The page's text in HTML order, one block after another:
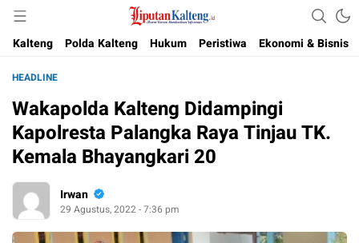
Liputan Kalteng
Akurat, Terpercaya & Independent
Kalteng
Polda Kalteng Hukum Peristiwa Ekonomi & Bisnis
HEADLINE
Wakapolda Kalteng Didampingi
Kapolresta Palangka Raya Tinjau TK.
Kemala Bhayangkari 20
Irwan
29 Agustus, 2022 - 7:36 pm